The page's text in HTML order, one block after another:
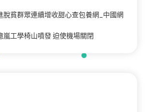
脫貧群眾連續增收甜心查包養網_中國網
嵐工學椅山噴發 迫使機場關閉